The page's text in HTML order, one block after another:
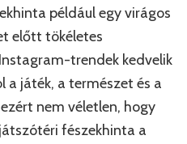
például egy virágos
előtt tökéletes
trendek kedvelik
játék, a természet és a
nem véletlen, hogy
fészekhinta a